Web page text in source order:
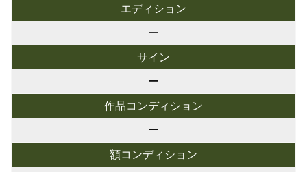
エディション
ー
サイン
ー
作品コンディション
ー
額コンディション